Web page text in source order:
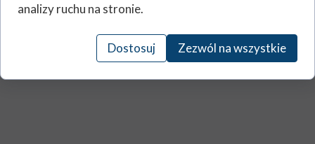
analizy ruchu na stronie.
Dostosuj Zezwól na wszystkie